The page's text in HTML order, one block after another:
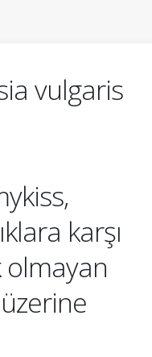
vulgaris
karşı
olmayan
üzerine